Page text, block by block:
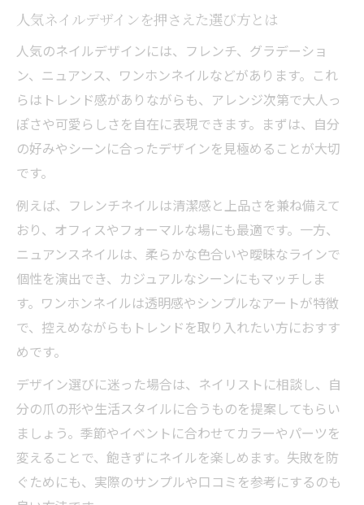
人気ネイルデザインを押さえた選び方とは
人気のネイルデザインには、フレンチ、グラデーショ
ン、ニュアンス、ワンホンネイルなどがあります。これ
らはトレンド感がありながらも、アレンジ次第で大人っ
ぽさや可愛らしさを自在に表現できます。まずは、自分
の好みやシーンに合ったデザインを見極めることが大切
です。
例えば、フレンチネイルは清潔感と上品さを兼ね備えて
おり、オフィスやフォーマルな場にも最適です。一方、
ニュアンスネイルは、柔らかな色合いや曖昧なラインで
個性を演出でき、カジュアルなシーンにもマッチしま
す。ワンホンネイルは透明感やシンプルなアートが特徴
で、控えめながらもトレンドを取り入れたい方におすす
めです。
デザイン選びに迷った場合は、ネイリストに相談し、自
分の爪の形や生活スタイルに合うものを提案してもらい
ましょう。季節やイベントに合わせてカラーやパーツを
変えることで、飽きずにネイルを楽しめます。失敗を防
ぐためにも、実際のサンプルや口コミを参考にするのも